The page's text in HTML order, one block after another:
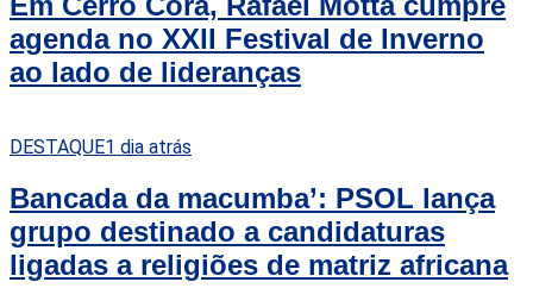
agenda no XXII Festival de Inverno
ao lado de lideranças
DESTAQUE1 dia atrás
Bancada da macumba’: PSOL lança
grupo destinado a candidaturas
ligadas a religiões de matriz africana